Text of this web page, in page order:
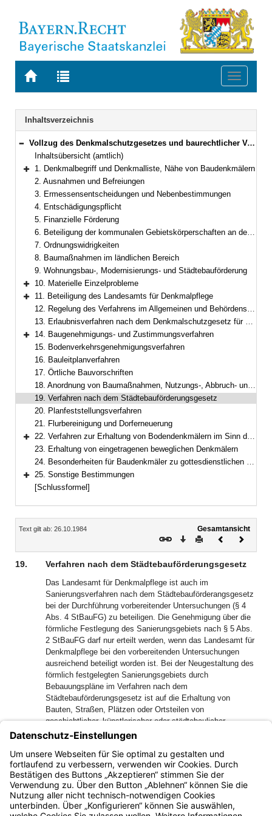
Zur
BAYERN.RECHT
Zur
letzten
Suche
Toggle
Navigation
Inhaltsverzeichnis
Bereich reduzieren
Vollzug des Denkmalschutzgesetzes und baurechtlicher Vorschriften
Inhaltsübersicht (amtlich)
Bereich erweitern
1. Denkmalbegriff und Denkmalliste, Nähe von Baudenkmälern
2. Ausnahmen und Befreiungen
3. Ermessensentscheidungen und Nebenbestimmungen
4. Entschädigungspflicht
5. Finanzielle Förderung
6. Beteiligung der kommunalen Gebietskörperschaften an den Kosten der Denkmalpflege
7. Ordnungswidrigkeiten
8. Baumaßnahmen im ländlichen Bereich
9. Wohnungsbau-, Modernisierungs- und Städtebauförderung
Bereich erweitern
10. Materielle Einzelprobleme
Bereich erweitern
11. Beteiligung des Landesamts für Denkmalpflege
12. Regelung des Verfahrens im Allgemeinen und Behördensprechtag
13. Erlaubnisverfahren nach dem Denkmalschutzgesetz für Denkmäler und Anlagen in der Nähe von Baudenkmälern
Bereich erweitern
14. Baugenehmigungs- und Zustimmungsverfahren
15. Bodenverkehrsgenehmigungsverfahren
16. Bauleitplanverfahren
17. Örtliche Bauvorschriften
18. Anordnung von Baumaßnahmen, Nutzungs-, Abbruch- und Erhaltungsgeboten nach dem Bundesbaugesetz; Anordnungen nach Art. 63 Abs. 5 und 6, Art. 82 BayBO; Anordnungen nach Art. 4, 15 Abs. 3 DSchG
19. Verfahren nach dem Städtebauförderungsgesetz
20. Planfeststellungsverfahren
21. Flurbereinigung und Dorferneuerung
Bereich erweitern
22. Verfahren zur Erhaltung von Bodendenkmälern im Sinn des Art. 1 Abs. 4 DSchG
23. Erhaltung von eingetragenen beweglichen Denkmälern
24. Besonderheiten für Baudenkmäler zu gottesdienstlichen Zwecken
Bereich erweitern
25. Sonstige Bestimmungen
[Schlussformel]
Inhalt
Text gilt ab: 26.10.1984
Gesamtansicht
Download
DruckenVorheriges
19. Verfahren nach dem Städtebauförderungsgesetz
Das Landesamt für Denkmalpflege ist auch im
Sanierungsverfahren nach dem Städtebauförderangsgesetz
bei der Durchführung vorbereitender Untersuchungen (§ 4
Abs. 4 StBauFG) zu beteiligen. Die Genehmigung über die
förmliche Festlegung des Sanierungsgebiets nach § 5 Abs.
2 StBauFG darf nur erteilt werden, wenn das Landesamt für
Denkmalpflege bei den vorbereitenden Untersuchungen
ausreichend beteiligt worden ist. Bei der Neugestaltung des
förmlich festgelegten Sanierungsgebiets durch
Bebauungspläne im Verfahren nach dem
Städtebauförderungsgesetz ist auf die Erhaltung von
Bauten, Straßen, Plätzen oder Ortsteilen von
geschichtlicher, künstlerischer oder städtebaulicher
Bedeutung Rücksicht zu nehmen; u. a. bleiben
landesrechtliche Vorschriften über den Schutz und die
Erhaltung von Baudenkmälern unberührt (§ 10 Abs. 1 Satz 2
StBauFG).
Bayern.de